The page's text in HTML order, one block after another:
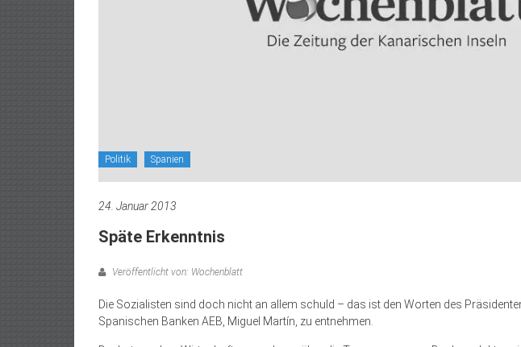
Politik Spanien
24. Januar 2013
Späte Erkenntnis
Veröffentlicht von: Wochenblatt
Die Sozialisten sind doch nicht an allem schuld – das ist den Worten des
Spanischen Banken AEB, Miguel Martín, zu entnehmen.